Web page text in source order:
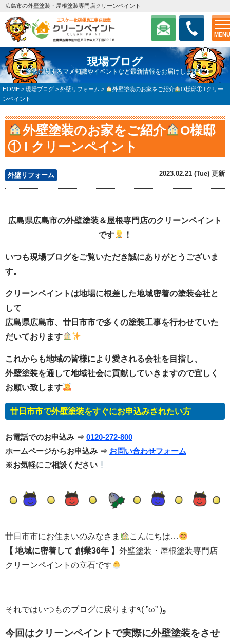
MENU
広島市の外壁塗装・屋根塗装専門店クリーンペイント
現場ブログ
塗装に関するマメ知識やイベントなど最新情報をお届けします！
HOME > 現場ブログ > 外壁リフォーム > 外壁塗装のお家をご紹介
O様邸① l クリー
ンペイント
外壁塗装のお家をご紹介
O様邸
① l クリーンペイント
外壁リフォーム 2023.02.21 (Tue) 更新
広島県広島市の外壁塗装＆屋根専門店のクリーンペイント
です
！
いつも現場ブログをご覧いただき誠にありがとうございま
す。
クリーンペイントは地場に根差した地域密着の塗装会社と
して
広島県広島市、廿日市市で多くの塗装工事を行わせていた
だいております
これからも地域の皆様により愛される会社を目指し、
外壁塗装を通して地域社会に貢献していきますので宜しく
お願い致します
廿日市市で外壁塗装をすぐにお申込みされたい方
お電話でのお申込み ⇒ 0120-272-800
ホームページからお申込み ⇒ お問い合わせフォーム
※お気軽にご相談ください
廿日市市にお住まいのみなさま
こんにちは…
【 地域に密着して 創業36年 】 外壁塗装・屋根塗装専門店
クリーンペイントの立石です
それではいつものブログに戻ります٩( ”ω” )و
今回はクリーンペイントで実際に外壁塗装をさせ